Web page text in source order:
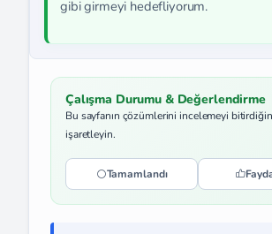
gibi girmeyi hedefliyorum.
Çalışma Durumu & Değerlendirme
Bu sayfanın çözümlerini incelemeyi
işaretleyin.
Tamamlandı